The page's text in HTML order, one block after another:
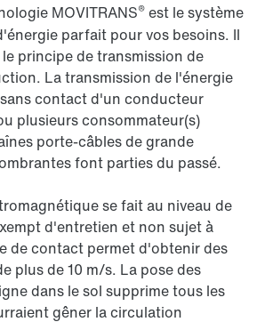
MOVITRANS® est le système
parfait pour vos besoins. Il
principe de transmission de
La transmission de l'énergie
contact d'un conducteur
plusieurs consommateur(s)
porte-câbles de grande
font parties du passé.
se fait au niveau de
d'entretien et non sujet à
de contact permet d'obtenir des
plus de 10 m/s. La pose des
dans le sol supprime tous les
gêner la circulation